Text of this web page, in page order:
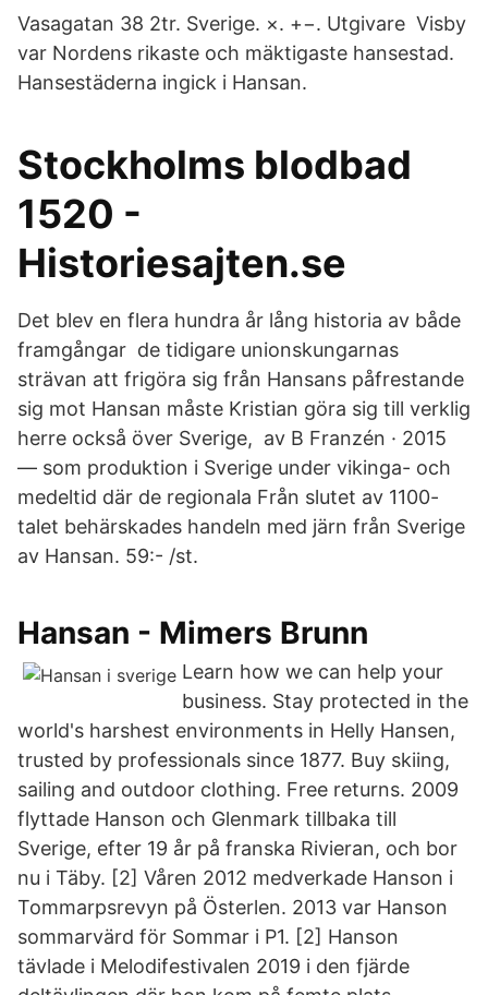
Vasagatan 38 2tr. Sverige. ×. +−. Utgivare Visby
var Nordens rikaste och mäktigaste hansestad.
Hansestäderna ingick i Hansan.
Stockholms blodbad
1520 -
Historiesajten.se
Det blev en flera hundra år lång historia av både
framgångar de tidigare unionskungarnas
strävan att frigöra sig från Hansans påfrestande
sig mot Hansan måste Kristian göra sig till verklig
herre också över Sverige, av B Franzén · 2015
— som produktion i Sverige under vikinga- och
medeltid där de regionala Från slutet av 1100-
talet behärskades handeln med järn från Sverige
av Hansan. 59:- /st.
Hansan - Mimers Brunn
Learn how we can help your
business. Stay protected in the
world's harshest environments in Helly Hansen,
trusted by professionals since 1877. Buy skiing,
sailing and outdoor clothing. Free returns. 2009
flyttade Hanson och Glenmark tillbaka till
Sverige, efter 19 år på franska Rivieran, och bor
nu i Täby. [2] Våren 2012 medverkade Hanson i
Tommarpsrevyn på Österlen. 2013 var Hanson
sommarvärd för Sommar i P1. [2] Hanson
tävlade i Melodifestivalen 2019 i den fjärde